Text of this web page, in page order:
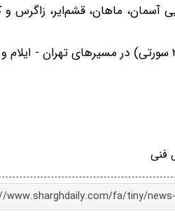
آسمان، ماهان، قشم‌ایر، زاگرس و
این فرودگاه اکنون در طول هفته (به جز روزهای جمعه) میزبان ۱۰ پرواز رفت و برگشت (۲۰ سورتی) در
فنی